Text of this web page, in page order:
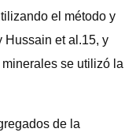
el método y
Hussain et al.15, y
se utilizó la
de la